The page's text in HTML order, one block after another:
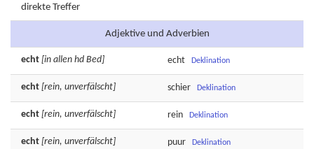
direkte Treffer
Adjektive und Adverbien
echt [in allen hd Bed] echt Deklination
echt [rein, unverfälscht] schier Deklination
echt [rein, unverfälscht] rein Deklination
echt [rein, unverfälscht] puur Deklination